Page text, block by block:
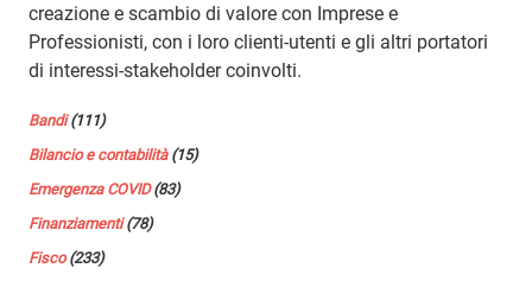
creazione e scambio di valore con Imprese e
Professionisti, con i loro clienti-utenti e gli altri portatori
di interessi-stakeholder coinvolti.
Bandi(111)
Bilancio e contabilità(15)
Emergenza COVID(83)
Finanziamenti(78)
Fisco(233)